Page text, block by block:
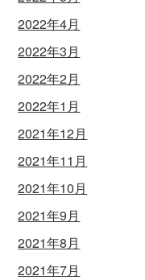
2022年4月
2022年3月
2022年2月
2022年1月
2021年12月
2021年11月
2021年10月
2021年9月
2021年8月
2021年7月